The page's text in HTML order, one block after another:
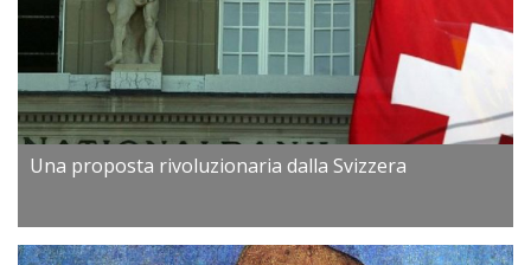
Una proposta rivoluzionaria dalla Svizzera